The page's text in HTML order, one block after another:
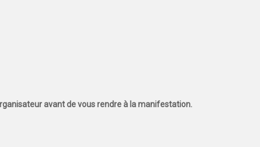
avant de vous rendre à la manifestation.